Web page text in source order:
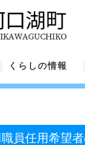
くらしの情報
員任用希望